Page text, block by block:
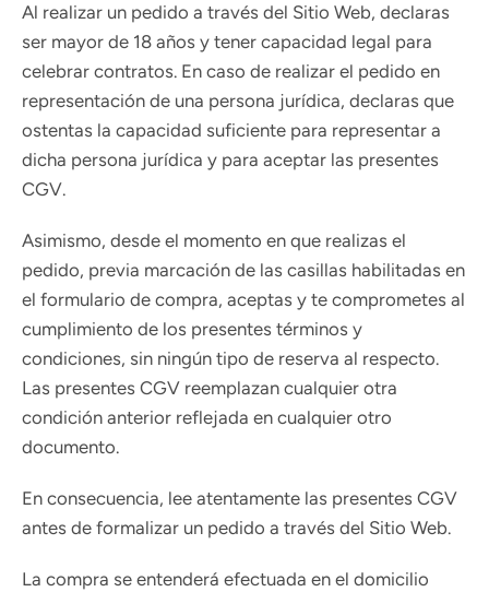
Al realizar un pedido a través del Sitio Web, declaras
ser mayor de 18 años y tener capacidad legal para
celebrar contratos. En caso de realizar el pedido en
representación de una persona jurídica, declaras que
ostentas la capacidad suficiente para representar a
dicha persona jurídica y para aceptar las presentes
CGV.
Asimismo, desde el momento en que realizas el
pedido, previa marcación de las casillas habilitadas en
el formulario de compra, aceptas y te comprometes al
cumplimiento de los presentes términos y
condiciones, sin ningún tipo de reserva al respecto.
Las presentes CGV reemplazan cualquier otra
condición anterior reflejada en cualquier otro
documento.
En consecuencia, lee atentamente las presentes CGV
antes de formalizar un pedido a través del Sitio Web.
La compra se entenderá efectuada en el domicilio